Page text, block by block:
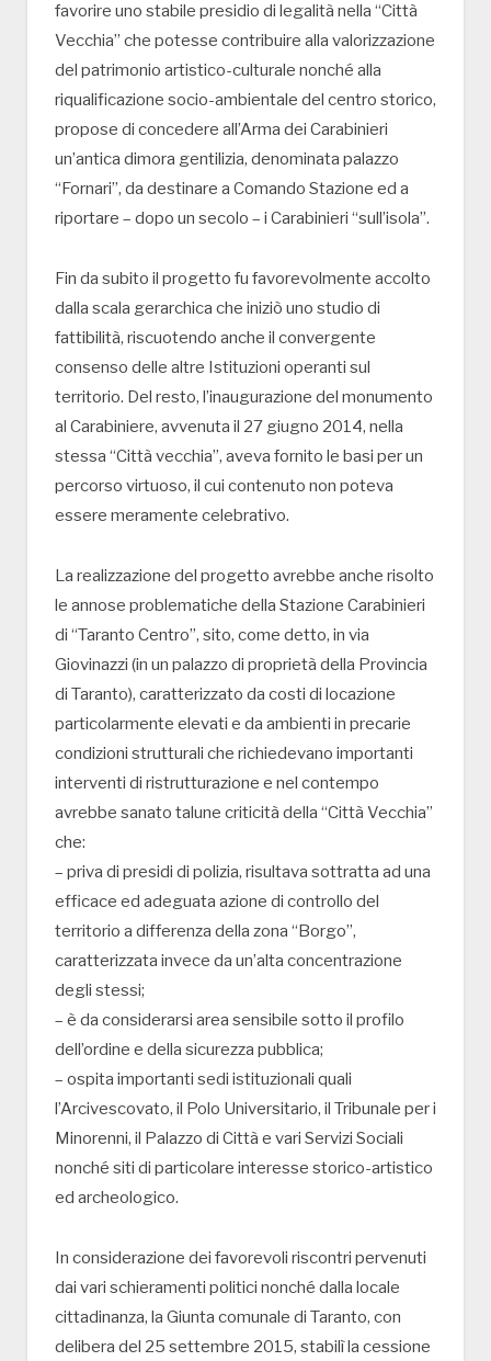
favorire uno stabile presidio di legalità nella “Città
Vecchia” che potesse contribuire alla valorizzazione
del patrimonio artistico-culturale nonché alla
riqualificazione socio-ambientale del centro storico,
propose di concedere all’Arma dei Carabinieri
un’antica dimora gentilizia, denominata palazzo
“Fornari”, da destinare a Comando Stazione ed a
riportare – dopo un secolo – i Carabinieri “sull’isola”.
Fin da subito il progetto fu favorevolmente accolto
dalla scala gerarchica che iniziò uno studio di
fattibilità, riscuotendo anche il convergente
consenso delle altre Istituzioni operanti sul
territorio. Del resto, l’inaugurazione del monumento
al Carabiniere, avvenuta il 27 giugno 2014, nella
stessa “Città vecchia”, aveva fornito le basi per un
percorso virtuoso, il cui contenuto non poteva
essere meramente celebrativo.
La realizzazione del progetto avrebbe anche risolto
le annose problematiche della Stazione Carabinieri
di “Taranto Centro”, sito, come detto, in via
Giovinazzi (in un palazzo di proprietà della Provincia
di Taranto), caratterizzato da costi di locazione
particolarmente elevati e da ambienti in precarie
condizioni strutturali che richiedevano importanti
interventi di ristrutturazione e nel contempo
avrebbe sanato talune criticità della “Città Vecchia”
che:
– priva di presidi di polizia, risultava sottratta ad una
efficace ed adeguata azione di controllo del
territorio a differenza della zona “Borgo”,
caratterizzata invece da un’alta concentrazione
degli stessi;
– è da considerarsi area sensibile sotto il profilo
dell’ordine e della sicurezza pubblica;
– ospita importanti sedi istituzionali quali
l’Arcivescovato, il Polo Universitario, il Tribunale per i
Minorenni, il Palazzo di Città e vari Servizi Sociali
nonché siti di particolare interesse storico-artistico
ed archeologico.
In considerazione dei favorevoli riscontri pervenuti
dai vari schieramenti politici nonché dalla locale
cittadinanza, la Giunta comunale di Taranto, con
delibera del 25 settembre 2015, stabilì la cessione